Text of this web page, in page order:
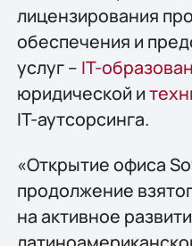
лицензирования
обеспечения и
услуг – IT-
юридической и
IT-аутсорсинга.
«Открытие офиса
продолжение
на активное